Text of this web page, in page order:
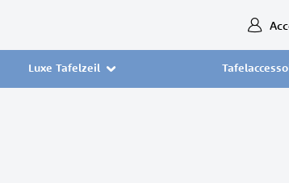
Ga
inhoud
Luxe Tafelzeil